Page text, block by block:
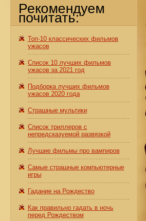
Рекомендуем
почитать:
Топ-10 классических фильмов
ужасов
Список 10 лучших фильмов
ужасов за 2021 год
Подборка лучших фильмов
ужасов 2020 года
Страшные мультики
Список триллеров с
непредсказуемой развязкой
Лучшие фильмы про вампиров
Самые страшные компьютерные
игры
Гадание на Рождество
Как правильно гадать в ночь
перед Рождеством